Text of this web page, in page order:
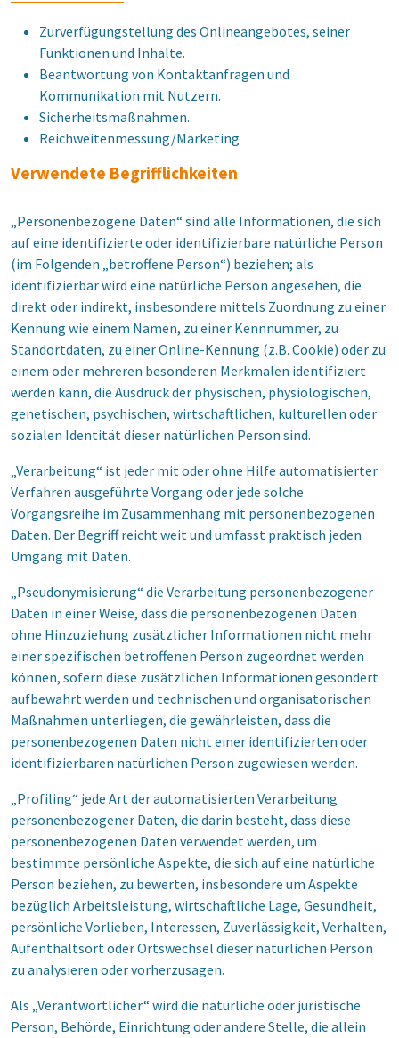
Zurverfügungstellung des Onlineangebotes, seiner
Funktionen und Inhalte.
Beantwortung von Kontaktanfragen und
Kommunikation mit Nutzern.
Sicherheitsmaßnahmen.
Reichweitenmessung/Marketing
Verwendete Begrifflichkeiten
„Personenbezogene Daten“ sind alle Informationen, die sich
auf eine identifizierte oder identifizierbare natürliche Person
(im Folgenden „betroffene Person“) beziehen; als
identifizierbar wird eine natürliche Person angesehen, die
direkt oder indirekt, insbesondere mittels Zuordnung zu einer
Kennung wie einem Namen, zu einer Kennnummer, zu
Standortdaten, zu einer Online-Kennung (z.B. Cookie) oder zu
einem oder mehreren besonderen Merkmalen identifiziert
werden kann, die Ausdruck der physischen, physiologischen,
genetischen, psychischen, wirtschaftlichen, kulturellen oder
sozialen Identität dieser natürlichen Person sind.
„Verarbeitung“ ist jeder mit oder ohne Hilfe automatisierter
Verfahren ausgeführte Vorgang oder jede solche
Vorgangsreihe im Zusammenhang mit personenbezogenen
Daten. Der Begriff reicht weit und umfasst praktisch jeden
Umgang mit Daten.
„Pseudonymisierung“ die Verarbeitung personenbezogener
Daten in einer Weise, dass die personenbezogenen Daten
ohne Hinzuziehung zusätzlicher Informationen nicht mehr
einer spezifischen betroffenen Person zugeordnet werden
können, sofern diese zusätzlichen Informationen gesondert
aufbewahrt werden und technischen und organisatorischen
Maßnahmen unterliegen, die gewährleisten, dass die
personenbezogenen Daten nicht einer identifizierten oder
identifizierbaren natürlichen Person zugewiesen werden.
„Profiling“ jede Art der automatisierten Verarbeitung
personenbezogener Daten, die darin besteht, dass diese
personenbezogenen Daten verwendet werden, um
bestimmte persönliche Aspekte, die sich auf eine natürliche
Person beziehen, zu bewerten, insbesondere um Aspekte
bezüglich Arbeitsleistung, wirtschaftliche Lage, Gesundheit,
persönliche Vorlieben, Interessen, Zuverlässigkeit, Verhalten,
Aufenthaltsort oder Ortswechsel dieser natürlichen Person
zu analysieren oder vorherzusagen.
Als „Verantwortlicher“ wird die natürliche oder juristische
Person, Behörde, Einrichtung oder andere Stelle, die allein